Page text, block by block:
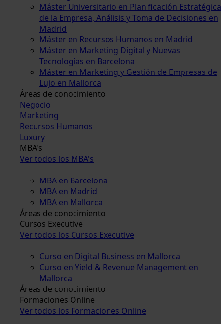
Máster Universitario en Planificación Estratégica
de la Empresa, Análisis y Toma de Decisiones en
Madrid
Máster en Recursos Humanos en Madrid
Máster en Marketing Digital y Nuevas
Tecnologías en Barcelona
Máster en Marketing y Gestión de Empresas de
Lujo en Mallorca
Áreas de conocimiento
Negocio
Marketing
Recursos Humanos
Luxury
MBA's
Ver todos los MBA's
MBA en Barcelona
MBA en Madrid
MBA en Mallorca
Áreas de conocimiento
Cursos Executive
Ver todos los Cursos Executive
Curso en Digital Business en Mallorca
Curso en Yield & Revenue Management en
Mallorca
Áreas de conocimiento
Formaciones Online
Ver todos los Formaciones Online